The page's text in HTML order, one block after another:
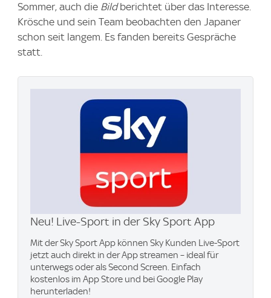
Sommer, auch die Bildberichtet über das Interesse.
Krösche und sein Team beobachten den Japaner
schon seit langem. Es fanden bereits Gespräche
statt.
Neu! Live-Sport in der Sky Sport App
Mit der Sky Sport App können Sky Kunden Live-Sport
jetzt auch direkt in der App streamen – ideal für
unterwegs oder als Second Screen. Einfach
kostenlos im App Store und bei Google Play
herunterladen!